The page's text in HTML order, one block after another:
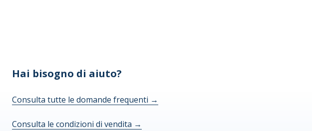
Hai bisogno di aiuto?
Consulta tutte le domande frequenti →
Consulta le condizioni di vendita →